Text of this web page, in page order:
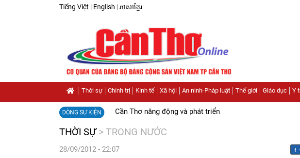
Tiếng Việt | English | ភាសាខ្មែរ
Thời sự Chính trị Kinh tế Xã hội An ninh-Pháp luật Thế giới Giáo dục Y
DÒNG SỰ KIỆN Cần Thơ năng động và phát triển
THỜI SỰ > TRONG NƯỚC
28/09/2012 - 22:07